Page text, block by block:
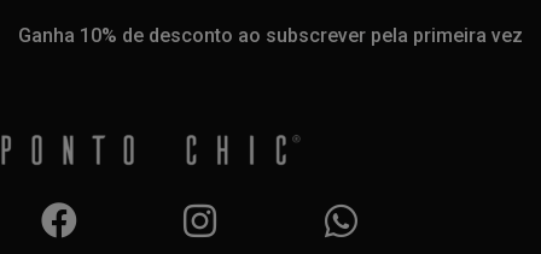
Ganha 10% de desconto ao subscrever pela primeira vez